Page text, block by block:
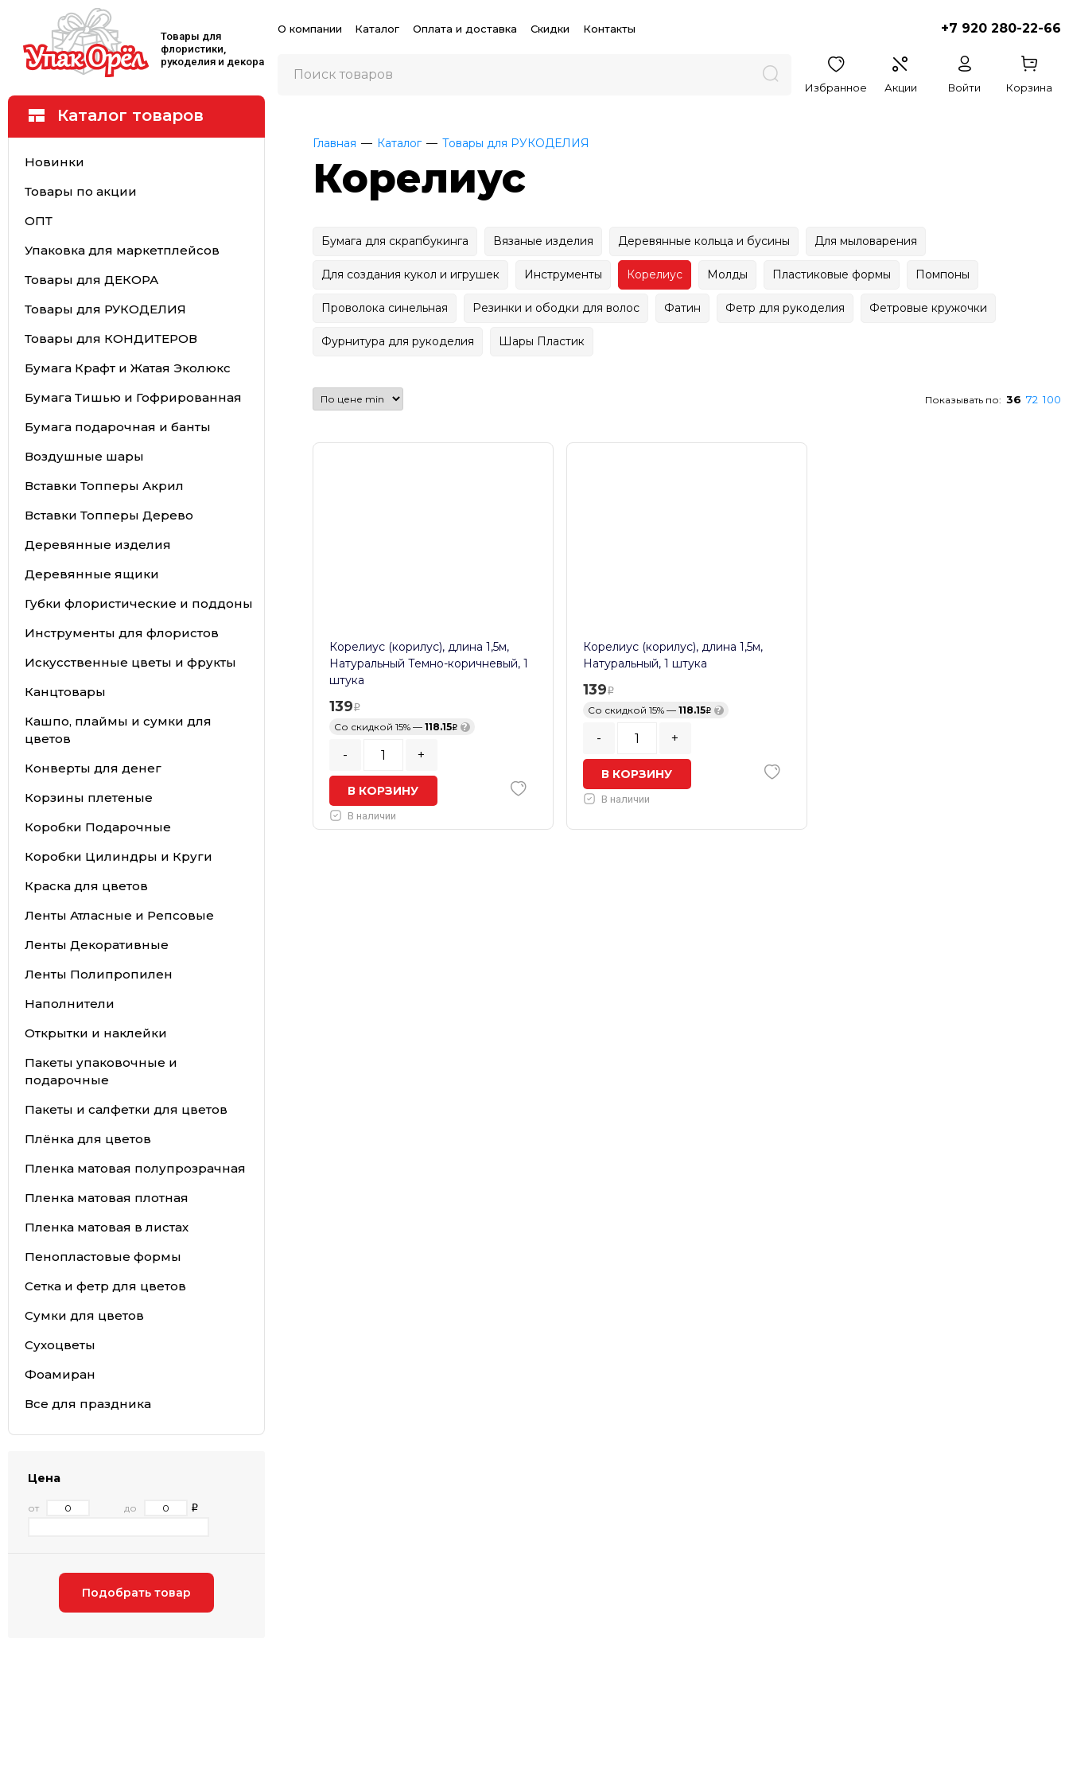
Товары для
флористики,
рукоделия и декора
О компании Каталог Оплата и доставка Скидки Контакты +7 920 280-22-66
Избранное Акции Войти Корзина
Главная Каталог Товары для РУКОДЕЛИЯ
Корелиус
Бумага для скрапбукинга Вязаные изделия Деревянные кольца и бусины Для мыловарения
Для создания кукол и игрушек Инструменты Корелиус Молды Пластиковые формы Помпоны
Проволока синельная Резинки и ободки для волос Фатин Фетр для рукоделия Фетровые кружочки
Фурнитура для рукоделия Шары Пластик
Показывать по: 36 72 100
Корелиус (корилус), длина 1,5м,
Натуральный Темно-коричневый, 1
штука
139
Со скидкой 15% — 118.15 ?
- +
В КОРЗИНУ
В наличии
Корелиус (корилус), длина 1,5м,
Натуральный, 1 штука
139
Со скидкой 15% — 118.15 ?
- +
В КОРЗИНУ
В наличии
Каталог товаров
Новинки
Товары по акции
ОПТ
Упаковка для маркетплейсов
Товары для ДЕКОРА
Товары для РУКОДЕЛИЯ
Товары для КОНДИТЕРОВ
Бумага Крафт и Жатая Эколюкс
Бумага Тишью и Гофрированная
Бумага подарочная и банты
Воздушные шары
Вставки Топперы Акрил
Вставки Топперы Дерево
Деревянные изделия
Деревянные ящики
Губки флористические и поддоны
Инструменты для флористов
Искусственные цветы и фрукты
Канцтовары
Кашпо, плаймы и сумки для
цветов
Конверты для денег
Корзины плетеные
Коробки Подарочные
Коробки Цилиндры и Круги
Краска для цветов
Ленты Атласные и Репсовые
Ленты Декоративные
Ленты Полипропилен
Наполнители
Открытки и наклейки
Пакеты упаковочные и
подарочные
Пакеты и салфетки для цветов
Плёнка для цветов
Пленка матовая полупрозрачная
Пленка матовая плотная
Пленка матовая в листах
Пенопластовые формы
Сетка и фетр для цветов
Сумки для цветов
Сухоцветы
Фоамиран
Все для праздника
Цена
от до